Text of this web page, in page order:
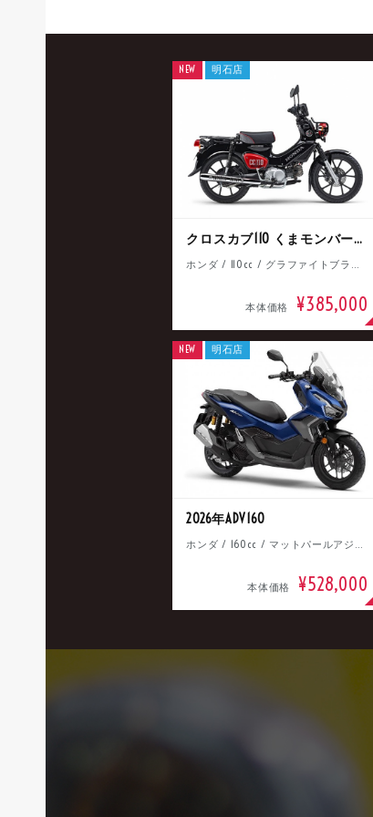
クロスカブ110 くまモンバージョン
ホンダ / 110cc / グラファイトブラック
本体価格 ¥385,000
NEW 明石店
2026年ADV160
ホンダ / 160cc / マットパールアジャイルブルー
本体価格 ¥528,000
NEW 明石店